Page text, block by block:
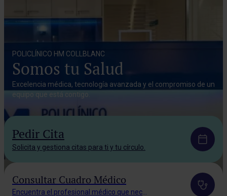
POLICLÍNICO HM COLLBLANC
Somos tu Salud
Excelencia médica, tecnología avanzada y el compromiso de un
equipo que está contigo.
Pedir Cita
Solicita y gestiona citas para ti y tu círculo.
Consultar Cuadro Médico